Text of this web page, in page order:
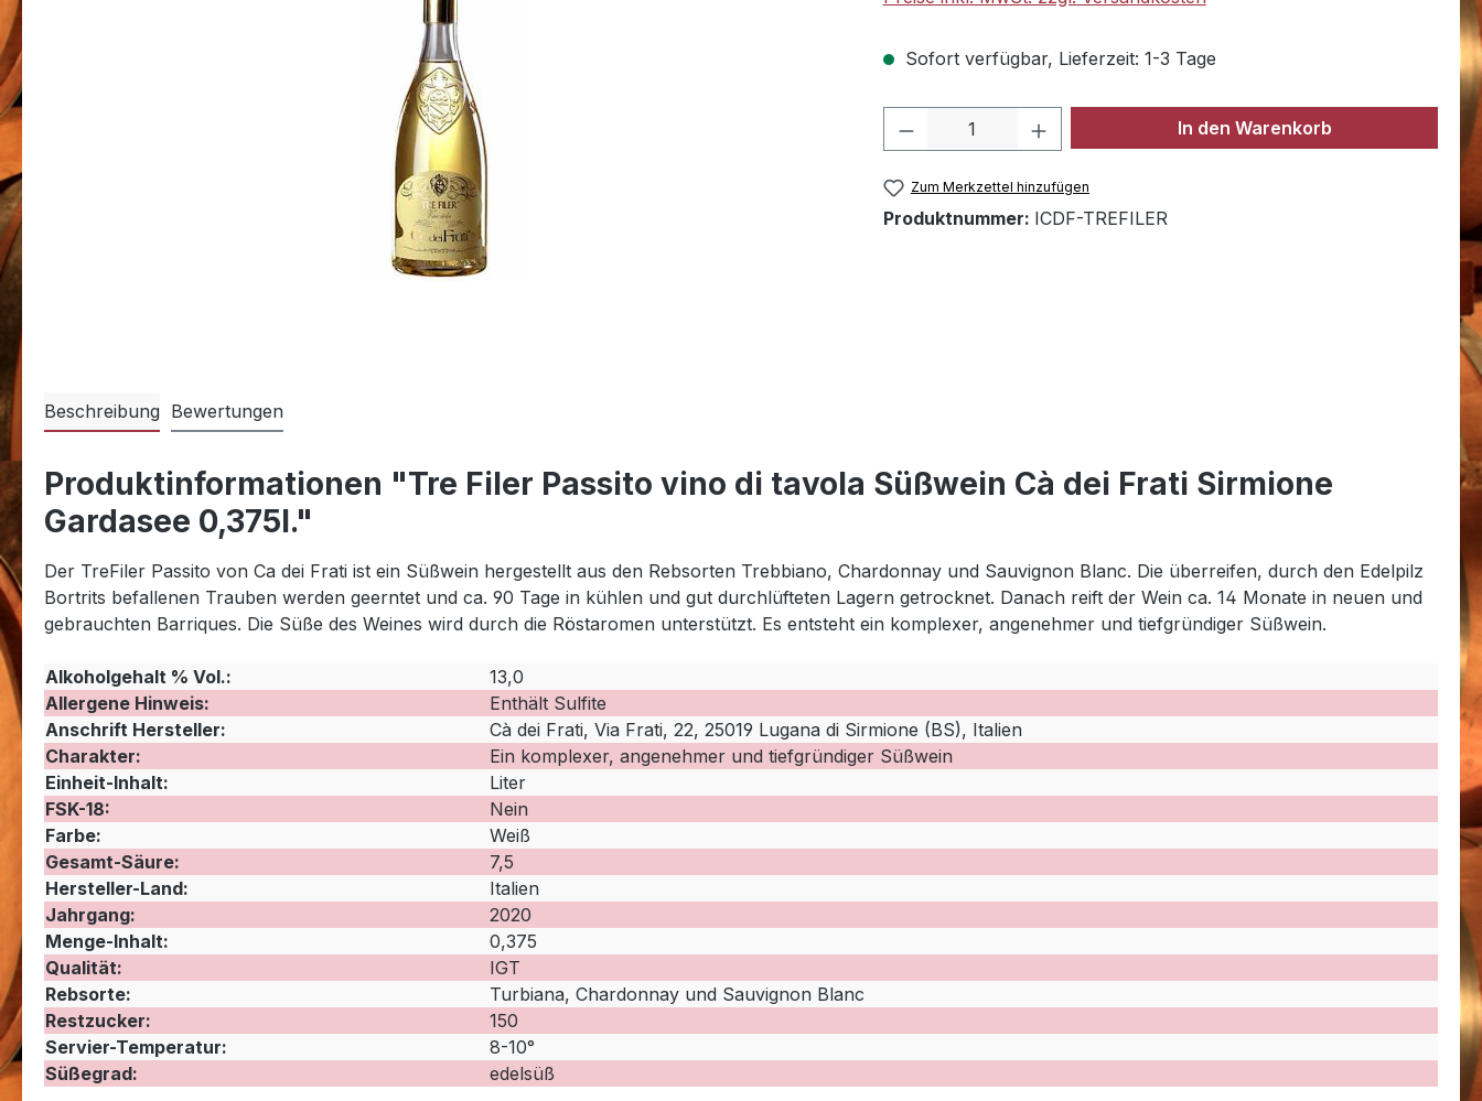
Sofort verfügbar, Lieferzeit: 1-3 Tage
Produkt Anzahl: Gib den gewünschten Wert
In den Warenkorb
Zum Merkzettel hinzufügen
Produktnummer: ICDF-TREFILER
Beschreibung Bewertungen
Produktinformationen "Tre Filer Passito vino di tavola Süßwein Cà dei Frati Sirmione
Gardasee 0,375l."
Der TreFiler Passito von Ca dei Frati ist ein Süßwein hergestellt aus den Rebsorten Trebbiano, Chardonnay und Sauvignon Blanc. Die überreifen, durch den Edelpilz
Bortrits befallenen Trauben werden geerntet und ca. 90 Tage in kühlen und gut durchlüfteten Lagern getrocknet. Danach reift der Wein ca. 14 Monate in neuen und
gebrauchten Barriques. Die Süße des Weines wird durch die Röstaromen unterstützt. Es entsteht ein komplexer, angenehmer und tiefgründiger Süßwein.
Alkoholgehalt % Vol.:
13,0
Allergene Hinweis:
Enthält Sulfite
Anschrift Hersteller:
Cà dei Frati, Via Frati, 22, 25019 Lugana di Sirmione (BS), Italien
Charakter:
Ein komplexer, angenehmer und tiefgründiger Süßwein
Einheit-Inhalt:
Liter
FSK-18:
Nein
Farbe:
Weiß
Gesamt-Säure:
7,5
Hersteller-Land:
Italien
Jahrgang:
2020
Menge-Inhalt:
0,375
Qualität:
IGT
Rebsorte:
Turbiana, Chardonnay und Sauvignon Blanc
Restzucker:
150
Servier-Temperatur:
8-10°
Süßegrad:
edelsüß